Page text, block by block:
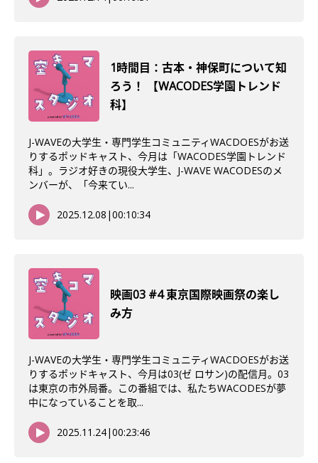
1時間目：古本・神保町について知
ろう！ 【WACODES学園トレンド
科】
J-WAVEの大学生・専門学生コミュニティWACDOESがお送
りするポッドキャスト、今月は「WACODES学園トレンド
科」。ラジオ好きの現役大学生、J-WAVE WACODESのメ
ンバーが、「今来てい...
2025.12.08 |00:10:34
映画03 #4 東京国際映画祭の楽し
み方
J-WAVEの大学生・専門学生コミュニティWACDOESがお送
りするポッドキャスト、今月は03(ゼ ロサン)の配信月。03
は東京の市外局番。この番組では、私たちWACODESが夢
中になっていることを取...
2025.11.24|00:23:46